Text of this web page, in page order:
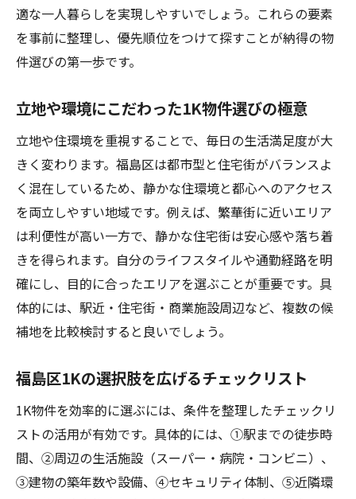
適な一人暮らしを実現しやすいでしょう。これらの要素
を事前に整理し、優先順位をつけて探すことが納得の物
件選びの第一歩です。
立地や環境にこだわった1K物件選びの極意
立地や住環境を重視することで、毎日の生活満足度が大
きく変わります。福島区は都市型と住宅街がバランスよ
く混在しているため、静かな住環境と都心へのアクセス
を両立しやすい地域です。例えば、繁華街に近いエリア
は利便性が高い一方で、静かな住宅街は安心感や落ち着
きを得られます。自分のライフスタイルや通勤経路を明
確にし、目的に合ったエリアを選ぶことが重要です。具
体的には、駅近・住宅街・商業施設周辺など、複数の候
補地を比較検討すると良いでしょう。
福島区1Kの選択肢を広げるチェックリスト
1K物件を効率的に選ぶには、条件を整理したチェックリ
ストの活用が有効です。具体的には、①駅までの徒歩時
間、②周辺の生活施設（スーパー・病院・コンビニ）、
③建物の築年数や設備、④セキュリティ体制、⑤近隣環